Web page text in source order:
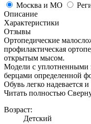
Москва и МО
Описание
Характеристики
Отзывы
Ортопедические
профилактическая
открытым мысом.
Модели с уплотненными
берцами определенной
Обувь легко надевается
Читать полностью
Возраст:
Детский